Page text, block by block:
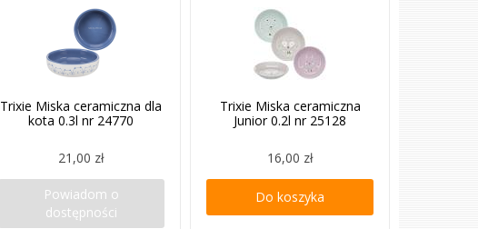
Trixie Miska ceramiczna dla
kota 0.3l nr 24770
21,00 zł
Powiadom o
dostępności
Trixie Miska ceramiczna
Junior 0.2l nr 25128
16,00 zł
Do koszyka